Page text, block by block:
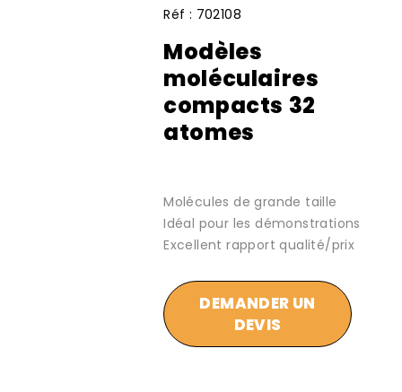
Réf : 702108
Modèles
moléculaires
compacts 32
atomes
Molécules de grande taille
Idéal pour les démonstrations
Excellent rapport qualité/prix
DEMANDER UN
DEVIS